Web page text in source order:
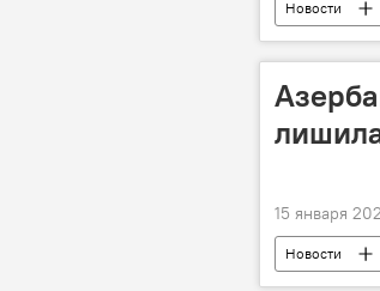
Новости
15 января
Новости